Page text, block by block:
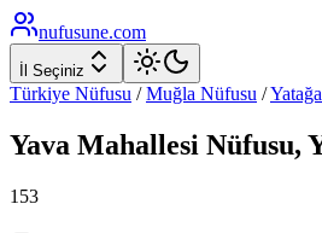
nufusune.com
İl Seçiniz
Türkiye Nüfusu / Muğla Nüfusu /
Yava Mahallesi Nüfusu,
153